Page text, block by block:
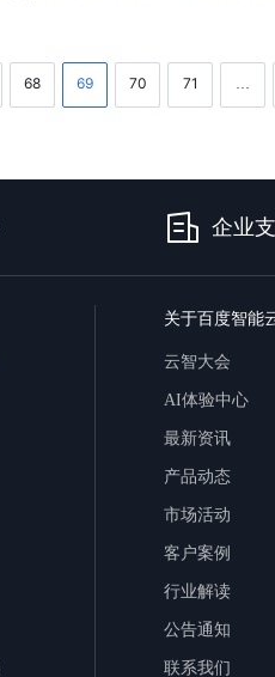
68 69 70 71 …
企业
关于百度智能
云智大会
AI体验中心
最新资讯
产品动态
市场活动
客户案例
行业解读
公告通知
联系我们